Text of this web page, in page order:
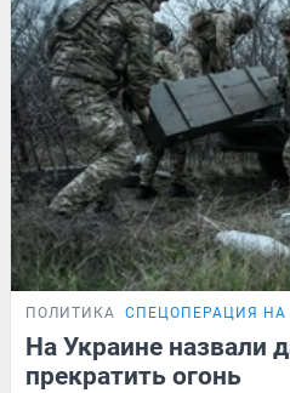
ПОЛИТИКА СПЕЦОПЕРАЦИЯ НА
На Украине назвали
прекратить огонь